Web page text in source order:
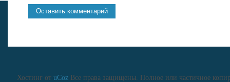
Хостинг от uCozВсе права защищены. Полное или частичное